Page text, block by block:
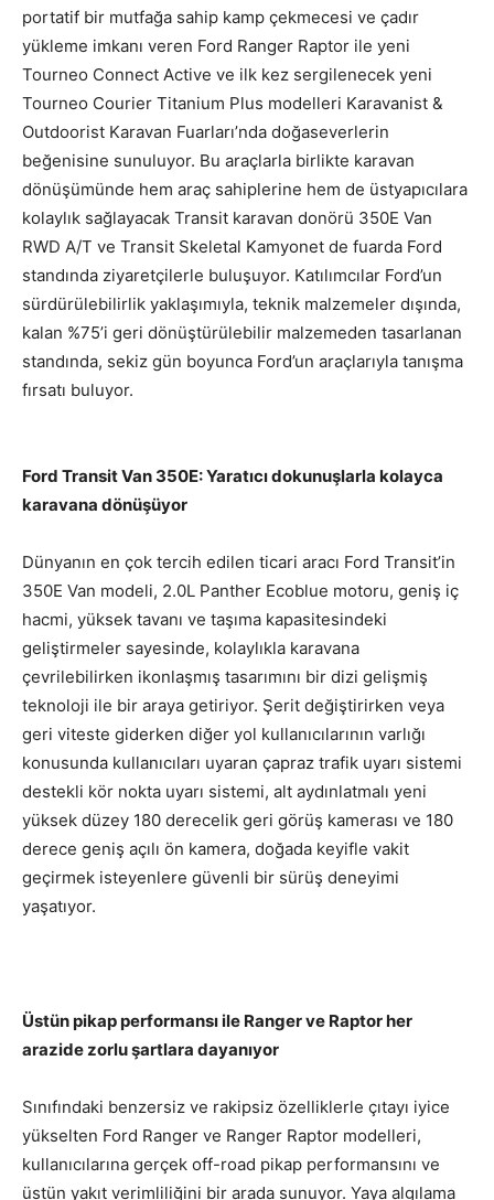
portatif bir mutfağa sahip kamp çekmecesi ve çadır
yükleme imkanı veren Ford Ranger Raptor ile yeni
Tourneo Connect Active ve ilk kez sergilenecek yeni
Tourneo Courier Titanium Plus modelleri Karavanist &
Outdoorist Karavan Fuarları’nda doğaseverlerin
beğenisine sunuluyor. Bu araçlarla birlikte karavan
dönüşümünde hem araç sahiplerine hem de üstyapıcılara
kolaylık sağlayacak Transit karavan donörü 350E Van
RWD A/T ve Transit Skeletal Kamyonet de fuarda Ford
standında ziyaretçilerle buluşuyor. Katılımcılar Ford’un
sürdürülebilirlik yaklaşımıyla, teknik malzemeler dışında,
kalan %75’i geri dönüştürülebilir malzemeden tasarlanan
standında, sekiz gün boyunca Ford’un araçlarıyla tanışma
fırsatı buluyor.
Ford Transit Van 350E: Yaratıcı dokunuşlarla kolayca
karavana dönüşüyor
Dünyanın en çok tercih edilen ticari aracı Ford Transit’in
350E Van modeli, 2.0L Panther Ecoblue motoru, geniş iç
hacmi, yüksek tavanı ve taşıma kapasitesindeki
geliştirmeler sayesinde, kolaylıkla karavana
çevrilebilirken ikonlaşmış tasarımını bir dizi gelişmiş
teknoloji ile bir araya getiriyor. Şerit değiştirirken veya
geri viteste giderken diğer yol kullanıcılarının varlığı
konusunda kullanıcıları uyaran çapraz trafik uyarı sistemi
destekli kör nokta uyarı sistemi, alt aydınlatmalı yeni
yüksek düzey 180 derecelik geri görüş kamerası ve 180
derece geniş açılı ön kamera, doğada keyifle vakit
geçirmek isteyenlere güvenli bir sürüş deneyimi
yaşatıyor.
Üstün pikap performansı ile Ranger ve Raptor her
arazide zorlu şartlara dayanıyor
Sınıfındaki benzersiz ve rakipsiz özelliklerle çıtayı iyice
yükselten Ford Ranger ve Ranger Raptor modelleri,
kullanıcılarına gerçek off-road pikap performansını ve
üstün yakıt verimliliğini bir arada sunuyor. Yaya algılama